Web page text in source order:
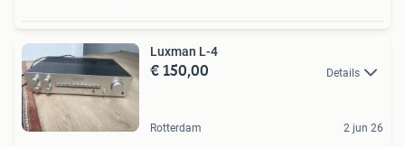
Luxman L-4
€ 150,00 Details
Rotterdam 2 jun 26